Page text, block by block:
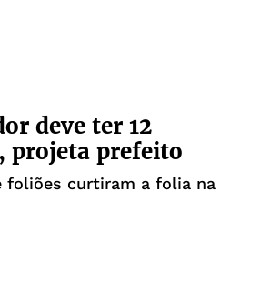
deve ter 12
projeta prefeito
foliões curtiram a folia na